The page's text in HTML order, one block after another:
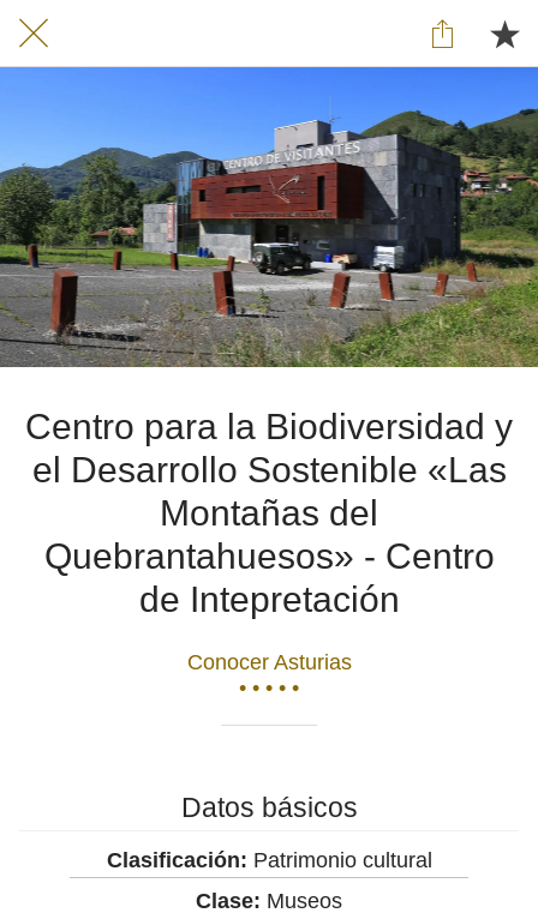
Centro para la Biodiversidad y
el Desarrollo Sostenible «Las
Montañas del
Quebrantahuesos» - Centro
de Intepretación
Conocer Asturias
• • • • •
Datos básicos
Clasificación: Patrimonio cultural
Clase: Museos